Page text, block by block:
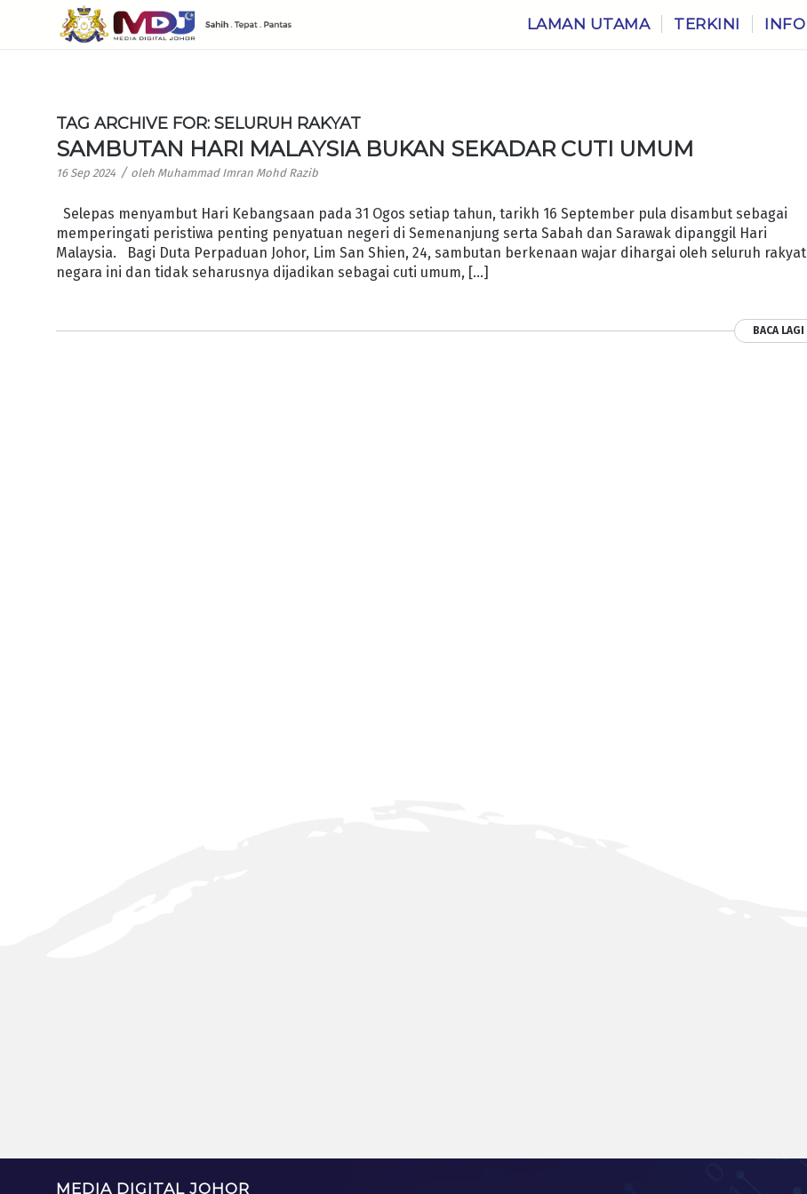
LAMAN UTAMA TERKINI INFO
TAG ARCHIVE FOR:SELURUH RAKYAT
SAMBUTAN HARI MALAYSIA BUKAN SEKADAR CUTI UMUM
16 Sep 2024 / oleh Muhammad Imran Mohd Razib
Selepas menyambut Hari Kebangsaan pada 31 Ogos setiap tahun, tarikh 16 September pula disambut sebagai
memperingati peristiwa penting penya­tuan negeri di Semenanjung serta Sabah dan Sarawak dipanggil Hari
Malaysia. Bagi Duta Perpaduan Johor, Lim San Shien, 24, sambutan berkenaan wajar dihargai oleh seluruh rakyat
negara ini dan tidak seharusnya dijadikan sebagai cuti umum, […]
BACA LAGI
MEDIA DIGITAL JOHOR